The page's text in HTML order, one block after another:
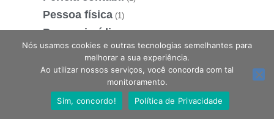
Pessoa física (1)
Pessoa jurídica
PGFN (1)
PGRS (1)
PIS (1)
Estamos online, podemos te ajudar?
Nós usamos cookies e outras tecnologias semelhantes para
melhorar a sua experiência.
Ao utilizar nossos serviços, você concorda com tal
monitoramento.
Sim, concordo!
Política de Privacidade